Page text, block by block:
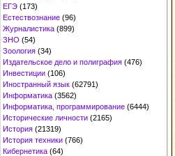
ЕГЭ (173)
Естествознание (96)
Журналистика (899)
ЗНО (54)
Зоология (34)
Издательское дело и полиграфия (476)
Инвестиции (106)
Иностранный язык (62791)
Информатика (3562)
Информатика, программирование (6444)
Исторические личности (2165)
История (21319)
История техники (766)
Кибернетика (64)